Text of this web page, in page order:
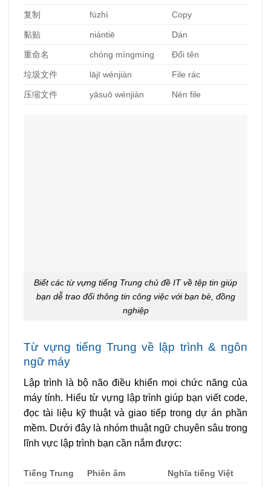
复制 fùzhì Copy
黏贴 niántiē Dán
重命名 chóng mìngmíng Đổi tên
垃圾文件 lājī wénjiàn File rác
压缩文件 yāsuō wénjiàn Nén file
Biết các từ vựng tiếng Trung chủ đề IT về tệp tin giúp
bạn dễ trao đổi thông tin công việc với bạn bè, đồng
nghiệp
Từ vựng tiếng Trung về lập trình & ngôn
ngữ máy
Lập trình là bộ não điều khiển mọi chức năng của
máy tính. Hiểu từ vựng lập trình giúp bạn viết code,
đọc tài liệu kỹ thuật và giao tiếp trong dự án phần
mềm. Dưới đây là nhóm thuật ngữ chuyên sâu trong
lĩnh vực lập trình bạn cần nắm được:
Tiếng Trung Phiên âm Nghĩa tiếng Việt